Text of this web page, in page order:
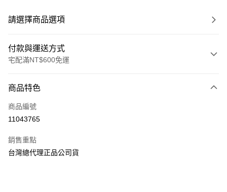
請選擇商品選項
付款與運送方式
宅配滿NT$600免運
信用卡一次付款
LINE Pay
街口支付
商品特色
商品編號
11043765
銷售重點
台灣總代理正品公司貨